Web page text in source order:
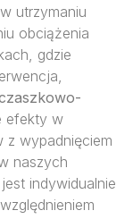
utrzymaniu
obciążenia
gdzie
efekty w
z wypadnięciem
naszych
indywidualnie